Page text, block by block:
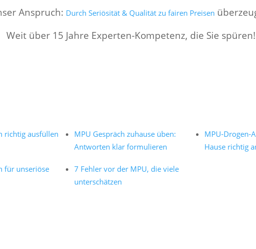
Anspruch: Durch Seriösität & Qualität zu fairen Preisen
Weit über 15 Jahre Experten-Kompetenz, die Sie spüren!
richtig ausfüllen
MPU Gespräch zuhause üben:
Antworten klar formulieren
MPU-Drogen-
Hause richtig
für unseriöse
7 Fehler vor der MPU, die viele
unterschätzen